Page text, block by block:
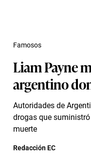
Liam Payne
argentino
Autoridades de
drogas que
muerte
Famosos
Redacción EC